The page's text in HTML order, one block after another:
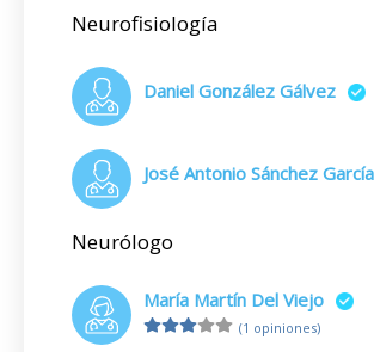
Neurofisiología
Daniel González Gálvez
José Antonio Sánchez García
Neurólogo
María Martín Del Viejo
(1 opiniones)